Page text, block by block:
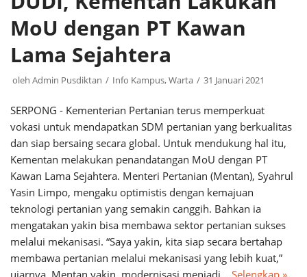
MoU dengan PT Kawan
Lama Sejahtera
oleh Admin Pusdiktan Info Kampus,Warta 31 Januari 2021
SERPONG - Kementerian Pertanian terus memperkuat
vokasi untuk mendapatkan SDM pertanian yang berkualitas
dan siap bersaing secara global. Untuk mendukung hal itu,
Kementan melakukan penandatangan MoU dengan PT
Kawan Lama Sejahtera. Menteri Pertanian (Mentan), Syahrul
Yasin Limpo, mengaku optimistis dengan kemajuan
teknologi pertanian yang semakin canggih. Bahkan ia
mengatakan yakin bisa membawa sektor pertanian sukses
melalui mekanisasi. “Saya yakin, kita siap secara bertahap
membawa pertanian melalui mekanisasi yang lebih kuat,”
ujarnya. Mentan yakin, modernisasi menjadi… Selengkap »